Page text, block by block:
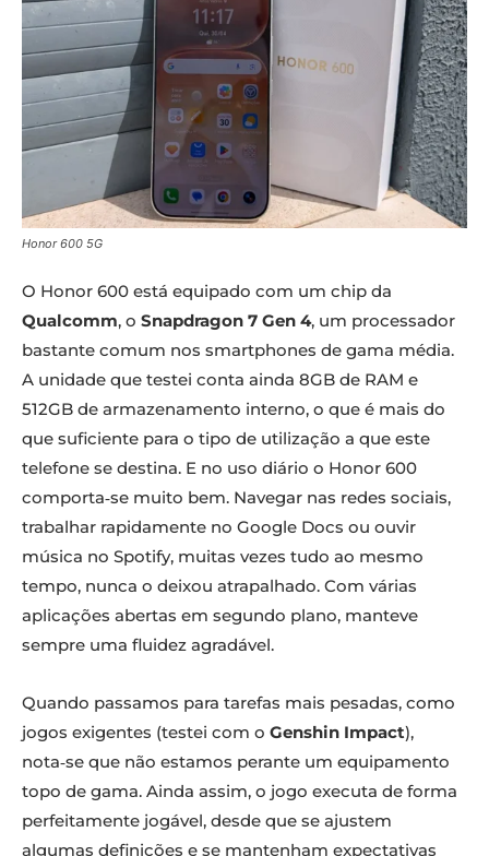
Honor 600 5G
O Honor 600 está equipado com um chip da
Qualcomm, o Snapdragon 7 Gen 4, um processador
bastante comum nos smartphones de gama média.
A unidade que testei conta ainda 8GB de RAM e
512GB de armazenamento interno, o que é mais do
que suficiente para o tipo de utilização a que este
telefone se destina. E no uso diário o Honor 600
comporta‑se muito bem. Navegar nas redes sociais,
trabalhar rapidamente no Google Docs ou ouvir
música no Spotify, muitas vezes tudo ao mesmo
tempo, nunca o deixou atrapalhado. Com várias
aplicações abertas em segundo plano, manteve
sempre uma fluidez agradável.
Quando passamos para tarefas mais pesadas, como
jogos exigentes (testei com o Genshin Impact),
nota‑se que não estamos perante um equipamento
topo de gama. Ainda assim, o jogo executa de forma
perfeitamente jogável, desde que se ajustem
algumas definições e se mantenham expectativas